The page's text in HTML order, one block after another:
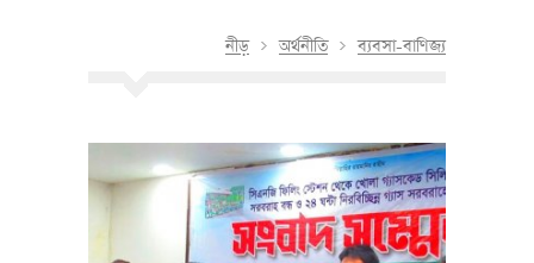
নীড় অর্থনীতি ব্যবসা-বাণিজ্য